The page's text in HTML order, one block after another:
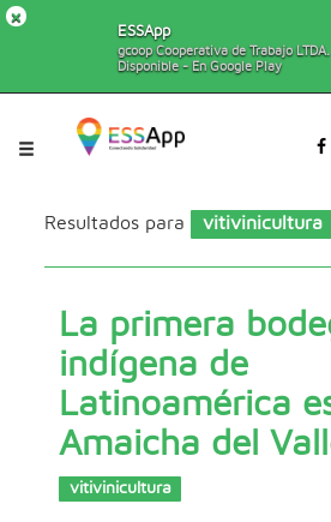
×
ESSApp
gcoop Cooperativa de Trabajo LTDA.
Disponible - En Google Play
Resultados para vitivinicultura
La primera
indígena de
Latinoamérica
Amaicha del
vitivinicultura